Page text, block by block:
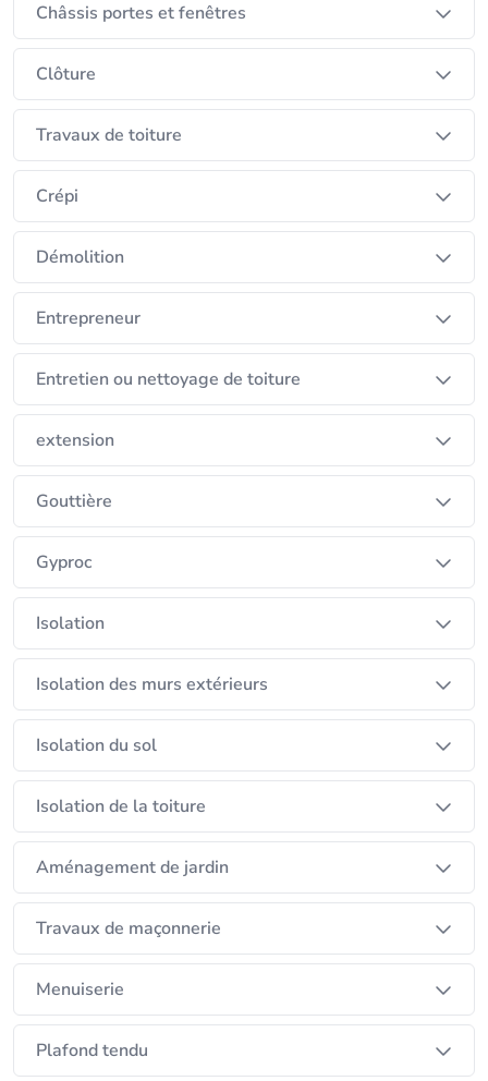
Châssis portes et fenêtres
Clôture
Travaux de toiture
Crépi
Démolition
Entrepreneur
Entretien ou nettoyage de toiture
extension
Gouttière
Gyproc
Isolation
Isolation des murs extérieurs
Isolation du sol
Isolation de la toiture
Aménagement de jardin
Travaux de maçonnerie
Menuiserie
Plafond tendu